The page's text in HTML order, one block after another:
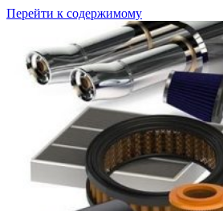
Перейти к содержимому